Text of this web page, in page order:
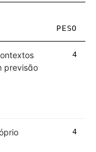
PESO
previsão
4
4